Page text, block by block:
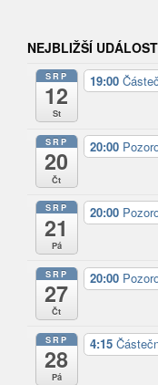
NEJBLIŽŠÍ
SRP
12
St
19:00
SRP
20
Čt
20:00
SRP
21
Pá
20:00
SRP
27
Čt
20:00
SRP
28
Pá
4:15